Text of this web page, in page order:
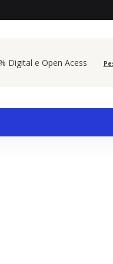
Digital e Open Acess